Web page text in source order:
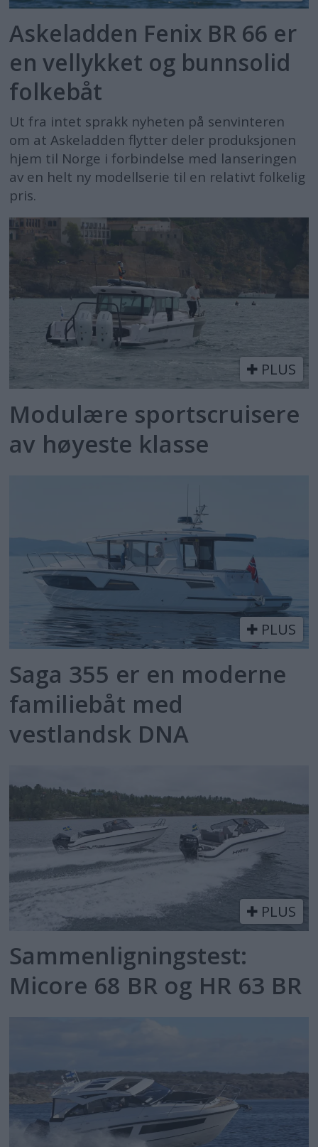
Askeladden Fenix BR 66 er
en vellykket og bunnsolid
folkebåt
Ut fra intet sprakk nyheten på senvinteren
om at Askeladden flytter deler produksjonen
hjem til Norge i forbindelse med lanseringen
av en helt ny modellserie til en relativt folkelig
pris.
PLUS
Modulære sportscruisere
av høyeste klasse
PLUS
Saga 355 er en moderne
familiebåt med
vestlandsk DNA
PLUS
Sammenligningstest:
Micore 68 BR og HR 63 BR